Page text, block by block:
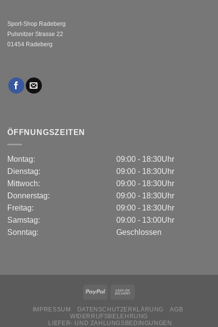
Sport-Shop Radeberg
Pulsnitzer Strasse 22
01454 Radeberg
ÖFFNUNGSZEITEN
Montag:
Dienstag:
Mittwoch:
Donnerstag:
Freitag:
Samstag:
Sonntag:
09:00 - 18:30Uhr
09:00 - 18:30Uhr
09:00 - 18:30Uhr
09:00 - 18:30Uhr
09:00 - 18:30Uhr
09:00 - 13:00Uhr
Geschlossen
IMPRESSUM DATENSCHUTZERKLÄRUNG
AGB
WIDERRUFSBELEHRUNG
LIEFER- UND ZAHLUNGSBEDINGUNGEN